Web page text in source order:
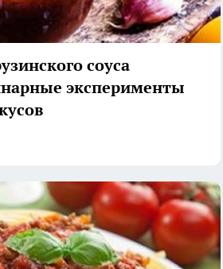
соуса
эксперименты